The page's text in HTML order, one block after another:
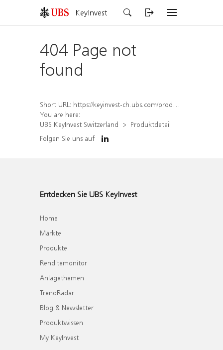
KeyInvest
404 Page not
found
Short URL: https://keyinvest-ch.ubs.com/produkt/detail/index/isin/CH1563492722
You are here:
UBS KeyInvest Switzerland
Produktdetail
Folgen Sie uns auf
Entdecken Sie UBS KeyInvest
Home
Märkte
Produkte
Renditemonitor
Anlagethemen
TrendRadar
Blog & Newsletter
Produktwissen
My KeyInvest